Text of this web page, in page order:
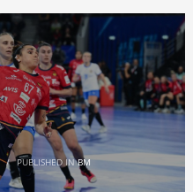
/ PUBLISHED INBM